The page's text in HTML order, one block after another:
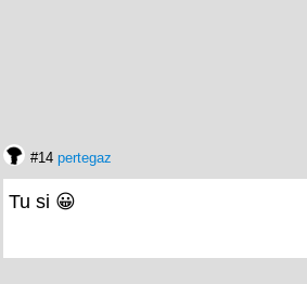
#14 pertegaz
Tu si 😀